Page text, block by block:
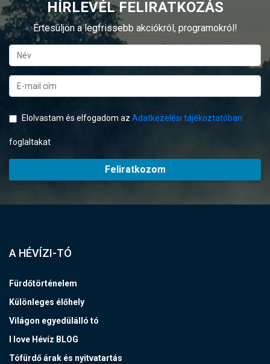
HÍRLEVÉL FELIRATKOZÁS
Értesüljön a legfrissebb akciókról, programokról!
Elolvastam és elfogadom az Adatkezelési tájékoztatóban
foglaltakat
Feliratkozom
A HÉVÍZI-TÓ
Fürdőtörténelem
Különleges élőhely
Világon egyedülálló tó
I love Hévíz BLOG
Tófürdő árak és nyitvatartás